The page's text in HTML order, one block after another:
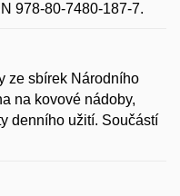
978-80-7480-187-7.
ze sbírek Národního
na kovové nádoby,
denního užití. Součástí